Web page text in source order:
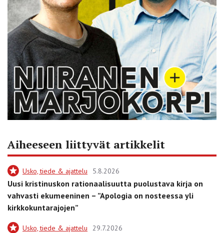
Aiheeseen liittyvät artikkelit
Usko, tiede & ajattelu 5.8.2026
Uusi kristinuskon rationaalisuutta puolustava kirja on
vahvasti ekumeeninen – ”Apologia on nosteessa yli
kirkkokuntarajojen”
Usko, tiede & ajattelu 29.7.2026